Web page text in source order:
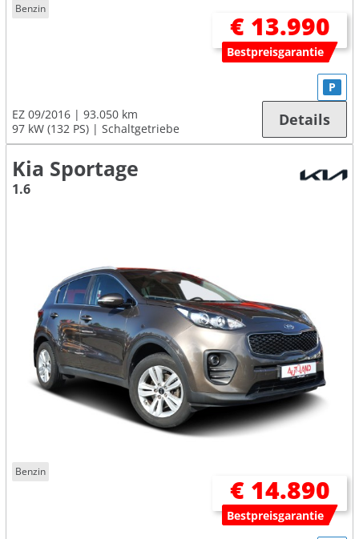
Benzin
€ 13.990
Bestpreisgarantie
EZ 09/2016
93.050 km
97 kW (132 PS)
Schaltgetriebe
P
Details
Kia Sportage
1.6
Benzin
€ 14.890
Bestpreisgarantie